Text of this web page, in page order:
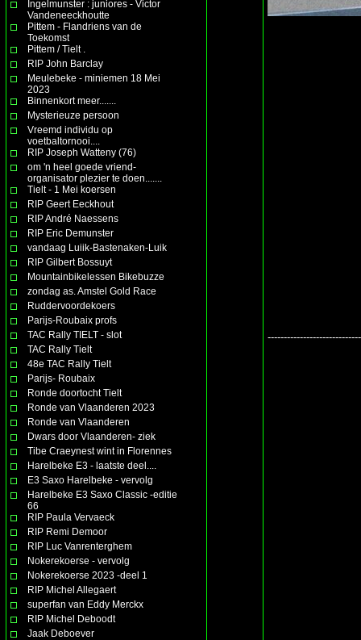
Ingelmunster : juniores - Victor
Vandeneeckhoutte
Pittem - Flandriens van de
Toekomst
Pittem / Tielt .
RIP John Barclay
Meulebeke - miniemen 18 Mei
2023
Binnenkort meer.......
Mysterieuze persoon
Vreemd individu op
voetbaltornooi....
RIP Joseph Watteny (76)
om 'n heel goede vriend-
organisator plezier te doen.......
Tielt - 1 Mei koersen
RIP Geert Eeckhout
RIP André Naessens
RIP Eric Demunster
vandaag Luiik-Bastenaken-Luik
RIP Gilbert Bossuyt
Mountainbikelessen Bikebuzze
zondag as. Amstel Gold Race
Ruddervoordekoers
Parijs-Roubaix profs
TAC Rally TIELT - slot
TAC Rally Tielt
48e TAC Rally Tielt
Parijs- Roubaix
Ronde doortocht Tielt
Ronde van Vlaanderen 2023
Ronde van Vlaanderen
Dwars door Vlaanderen- ziek
Tibe Craeynest wint in Florennes
Harelbeke E3 - laatste deel....
E3 Saxo Harelbeke - vervolg
Harelbeke E3 Saxo Classic -editie
66
RIP Paula Vervaeck
RIP Remi Demoor
RIP Luc Vanrenterghem
Nokerekoerse - vervolg
Nokerekoerse 2023 -deel 1
RIP Michel Allegaert
superfan van Eddy Merckx
RIP Michel Deboodt
Jaak Deboever